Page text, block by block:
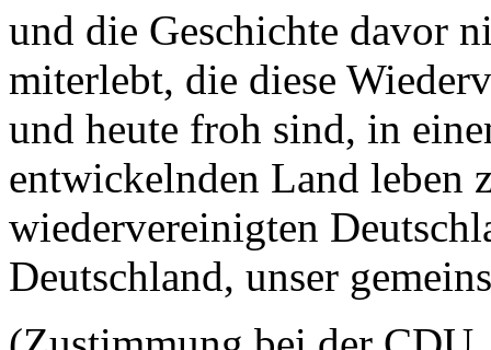
und die Geschichte davor
miterlebt, die diese
und heute froh sind, in
entwickelnden Land leben
wiedervereinigten
Deutschland, unser